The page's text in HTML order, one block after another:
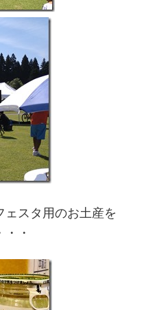
ェスタ用のお土産を
・